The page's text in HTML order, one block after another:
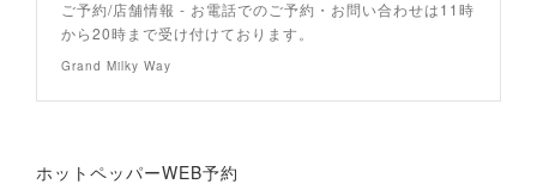
ご予約/店舗情報 - お電話でのご予約・お問い合わせは11時
から20時まで受け付けております。
Grand Milky Way
ホットペッパーWEB予約